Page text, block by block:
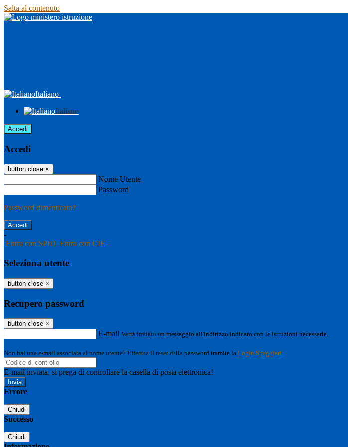
Salta al contenuto
Italiano
Italiano
Accedi
Accedi
button close ×
Nome Utente
Password
Password dimenticata?
-
Entra con SPID Entra con CIE
Seleziona utente
button close ×
Recupero password
button close ×
E-mail Verrà inviato un messaggio all'indirizzo indicato con le istruzioni necessarie.
Non hai una e-mail associata al nome utente? Effettua il reset della password tramite la Login Spaggiari
E-mail inviata, si prega di controllare la casella di posta elettronica!
Errore
Chiudi
Successo
Chiudi